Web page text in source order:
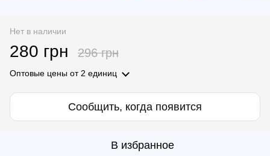
Нет в наличии
280 грн 296 грн
Оптовые цены от 2 единиц
Сообщить, когда появится
В избранное